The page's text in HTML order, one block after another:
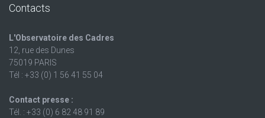
Contacts
L'Observatoire des Cadres
12, rue des Dunes
75019 PARIS
Tél : +33 (0) 1 56 41 55 04
Contact presse :
Tél. : +33 (0) 6 82 48 91 89